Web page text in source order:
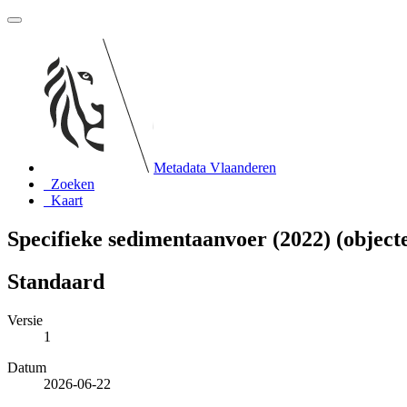
Metadata Vlaanderen
Zoeken
Kaart
Specifieke sedimentaanvoer (2022)
Standaard
Versie
1
Datum
2026-06-22